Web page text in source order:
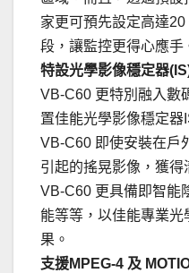
家更可預先設定高達
段，讓監控更得心應手
特設光學影像穩定器
VB-C60 更特別融入數
置佳能光學影像穩定器
VB-C60 即使安裝在戶
引起的搖晃影像，獲得
VB-C60 更具備即智能
能等等，以佳能專業
果。
支援MPEG-4 及